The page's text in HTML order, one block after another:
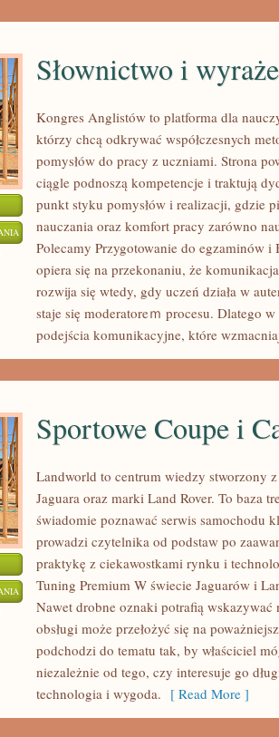
SŁOWNICTWO
WYRAŻENIA
Słownictwo i
Kongres Anglistów to platforma dla
którzy chcą odkrywać współczesnych
pomysłów do pracy z uczniami. Strona
ciągle podnoszą kompetencje i traktują
punkt styku pomysłów i realizacji, gdzie
nauczania oraz komfort pracy zarówno
Polecamy Przygotowanie do egzaminów i
opiera się na przekonaniu, że
rozwija się wtedy, gdy uczeń działa w
staje się moderatoreｍ procesu. Dlatego
podejścia komunikacyjne, które
SPORTOWE
COUPE
CABRIO
Sportowe Coupe i
Landworld to centrum wiedzy stworzony
Jaguara oraz marki Land Rover. To baza
świadomie poznawać serwis samochodu
prowadzi czytelnika od podstaw po
praktykę z ciekawostkami rynku i
Tuning Premium W świecie Jaguarów i
Nawet drobne oznaki potrafią wskazywać
obsługi może przełożyć się na
podchodzi do tematu tak, by właściciel
niezależnie od tego, czy interesuje go
technologia i wygoda. [ Read More ]